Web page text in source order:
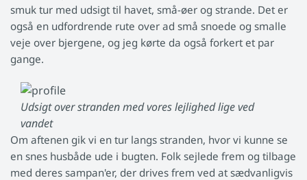
smuk tur med udsigt til havet, små-øer og strande. Det er
også en udfordrende rute over ad små snoede og smalle
veje over bjergene, og jeg kørte da også forkert et par
gange.
Udsigt over stranden med vores lejlighed lige ved
vandet
Om aftenen gik vi en tur langs stranden, hvor vi kunne se
en snes husbåde ude i bugten. Folk sejlede frem og tilbage
med deres sampan'er, der drives frem ved at sædvanligvis